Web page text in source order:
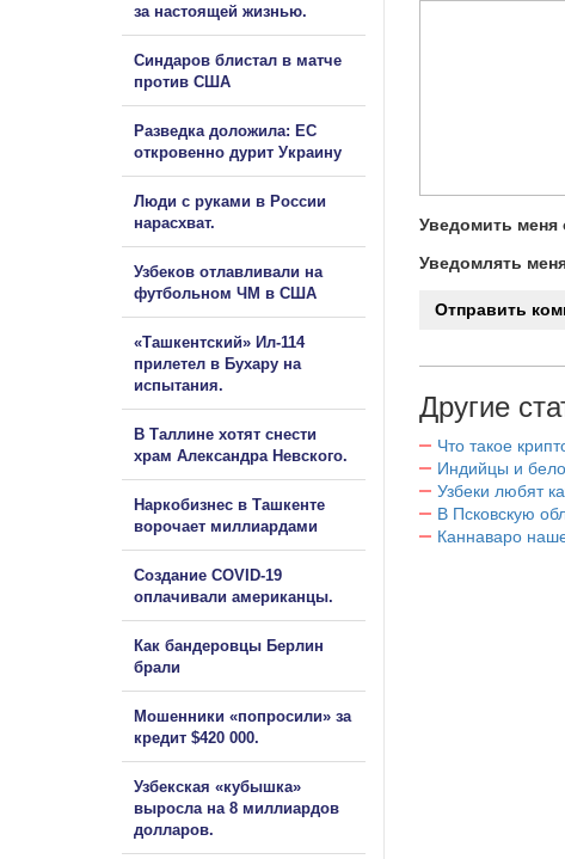
Уведомить меня
Уведомлять
Другие
Что такое
Индийцы и
Узбеки любят
В Псковскую
Каннаваро
за настоящей жизнью.
Синдаров блистал в матче
против США
Разведка доложила: ЕС
откровенно дурит Украину
Люди с руками в России
нарасхват.
Узбеков отлавливали на
футбольном ЧМ в США
«Ташкентский» Ил-114
прилетел в Бухару на
испытания.
В Таллине хотят снести
храм Александра Невского.
Наркобизнес в Ташкенте
ворочает миллиардами
Создание COVID-19
оплачивали американцы.
Как бандеровцы Берлин
брали
Мошенники «попросили» за
кредит $420 000.
Узбекская «кубышка»
выросла на 8 миллиардов
долларов.